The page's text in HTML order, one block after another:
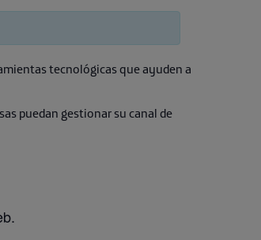
tecnológicas que ayuden a
puedan gestionar su canal de